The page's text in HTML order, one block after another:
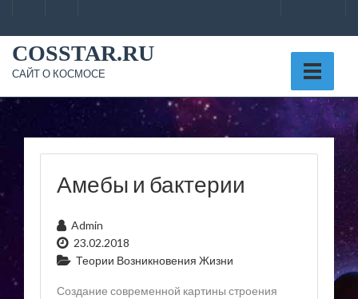
content
COSSTAR.RU
САЙТ О КОСМОСЕ
Амебы и бактерии
Admin
23.02.2018
Теории Возникновения Жизни
Создание современной картины строения